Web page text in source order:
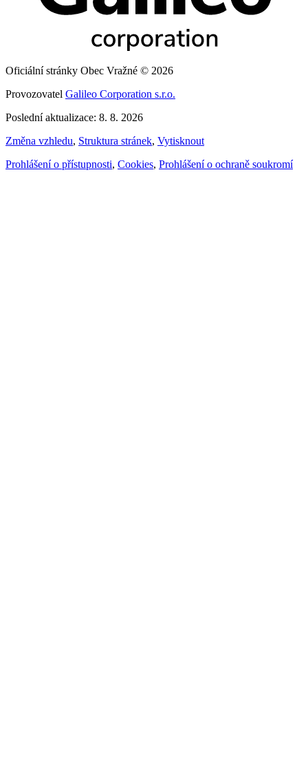
Oficiální stránky Obec Vražné © 2026
Provozovatel Galileo Corporation s.r.o.
Poslední aktualizace: 8. 8. 2026
Změna vzhledu, Struktura stránek, Vytisknout
Prohlášení o přístupnosti, Cookies, Prohlášení o ochraně soukromí